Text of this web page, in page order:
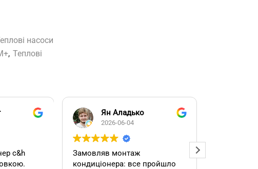
насоси
, Теплові
c&h
Ян Аладько
2026-06-04
Замовляв монтаж
кондиціонера: все пройшло